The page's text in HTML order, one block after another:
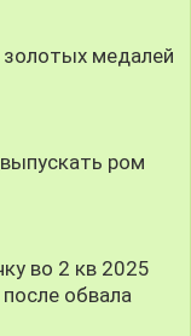
медалей
ром
во 2 кв 2025
обвала